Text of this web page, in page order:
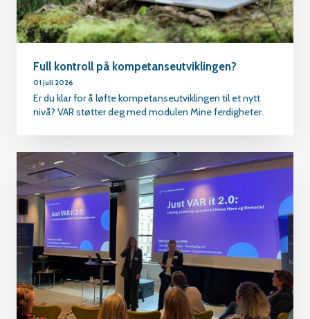
Full kontroll på kompetanseutviklingen?
01 juli 2026
Er du klar for å løfte kompetanseutviklingen til et nytt
nivå? VAR støtter deg med modulen Mine ferdigheter.